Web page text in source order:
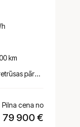
km
lokšņu metālam
Pilna cena no
79 900 €